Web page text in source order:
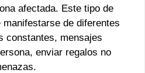
afectada. Este tipo de
de diferentes
constantes, mensajes
enviar regalos no